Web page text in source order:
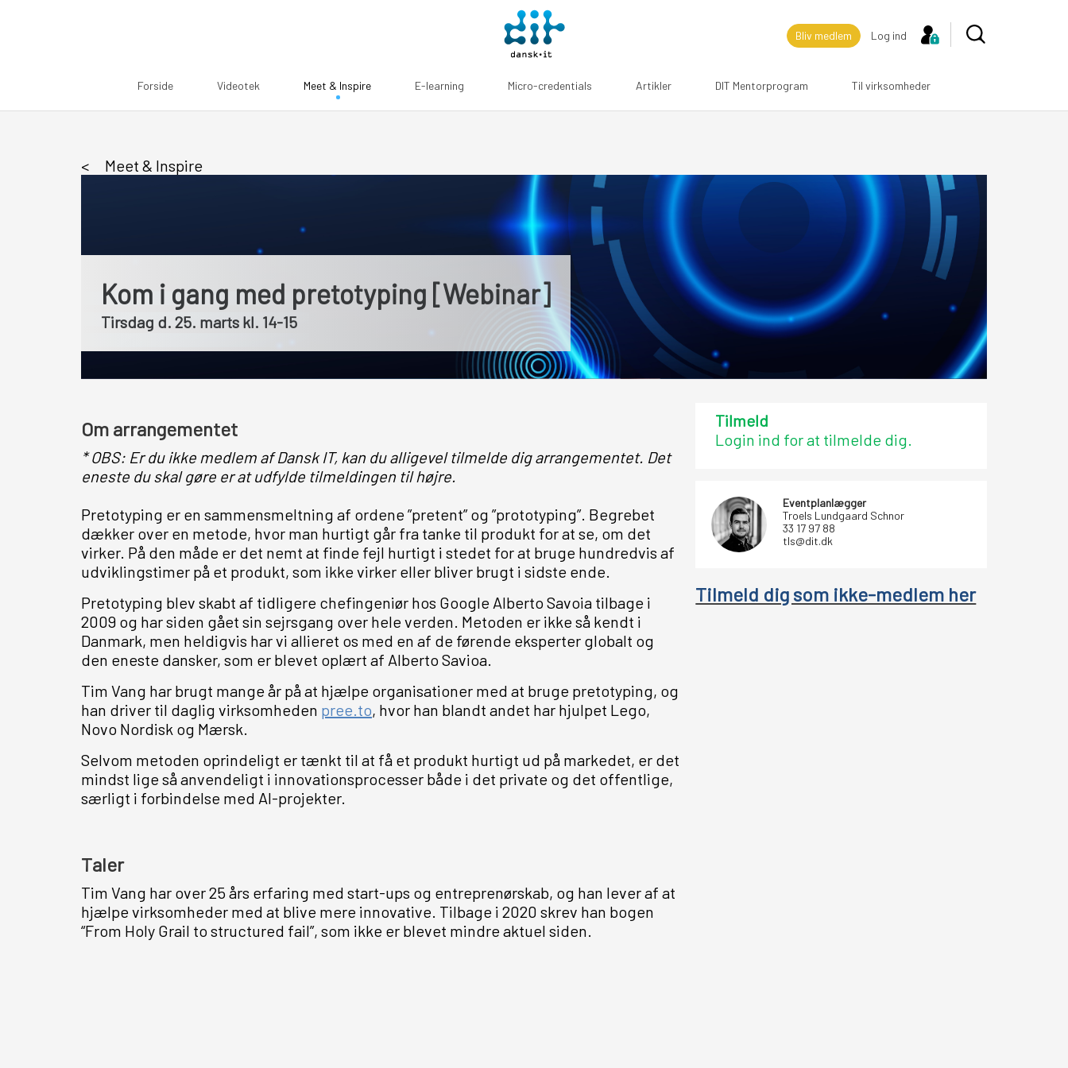
Bliv medlem Log ind
Forside Videotek Meet & Inspire E-learning Micro-credentials Artikler DIT Mentorprogram Til virksomheder
Meet & Inspire
Kom i gang med pretotyping [Webinar]
Tirsdag d. 25. marts kl. 14-15
Om arrangementet
* OBS: Er du ikke medlem af Dansk IT, kan du alligevel tilmelde dig arrangementet. Det
eneste du skal gøre er at udfylde tilmeldingen til højre.
Pretotyping er en sammensmeltning af ordene ”pretent” og ”prototyping”. Begrebet
dækker over en metode, hvor man hurtigt går fra tanke til produkt for at se, om det
virker. På den måde er det nemt at finde fejl hurtigt i stedet for at bruge hundredvis af
udviklingstimer på et produkt, som ikke virker eller bliver brugt i sidste ende.
Pretotyping blev skabt af tidligere chefingeniør hos Google Alberto Savoia tilbage i
2009 og har siden gået sin sejrsgang over hele verden. Metoden er ikke så kendt i
Danmark, men heldigvis har vi allieret os med en af de førende eksperter globalt og
den eneste dansker, som er blevet oplært af Alberto Savioa.
Tim Vang har brugt mange år på at hjælpe organisationer med at bruge pretotyping, og
han driver til daglig virksomheden pree.to, hvor han blandt andet har hjulpet Lego,
Novo Nordisk og Mærsk.
Selvom metoden oprindeligt er tænkt til at få et produkt hurtigt ud på markedet, er det
mindst lige så anvendeligt i innovationsprocesser både i det private og det offentlige,
særligt i forbindelse med AI-projekter.
Taler
Tim Vang har over 25 års erfaring med start-ups og entreprenørskab, og han lever af at
hjælpe virksomheder med at blive mere innovative. Tilbage i 2020 skrev han bogen
“From Holy Grail to structured fail”, som ikke er blevet mindre aktuel siden.
Tilmeld
Login ind for at tilmelde dig.
Eventplanlægger
Troels Lundgaard Schnor
33 17 97 88
tls@dit.dk
Tilmeld dig som ikke-medlem her